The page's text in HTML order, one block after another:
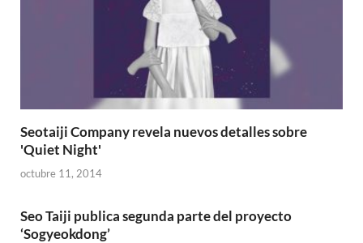
Seotaiji Company revela nuevos detalles sobre
'Quiet Night'
octubre 11, 2014
Seo Taiji publica segunda parte del proyecto
‘Sogyeokdong’